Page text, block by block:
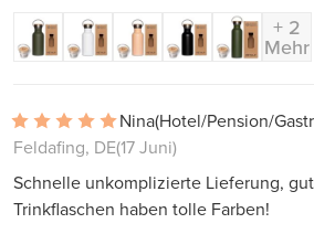
+ 2
Mehr
Nina(Hotel/Pension/
Feldafing, DE(17 Juni)
Schnelle unkomplizierte Lieferung,
Trinkflaschen haben tolle Farben!